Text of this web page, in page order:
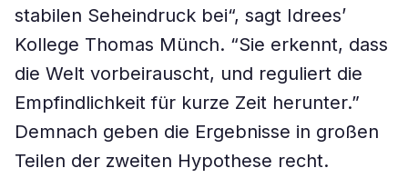
stabilen Seheindruck bei“, sagt Idrees’
Kollege Thomas Münch. “Sie erkennt, dass
die Welt vorbeirauscht, und reguliert die
Empfindlichkeit für kurze Zeit herunter.”
Demnach geben die Ergebnisse in großen
Teilen der zweiten Hypothese recht.